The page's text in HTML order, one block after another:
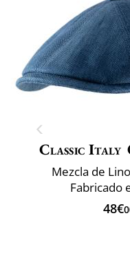
Classic Italy
Mezcla de
Fabricado
48€